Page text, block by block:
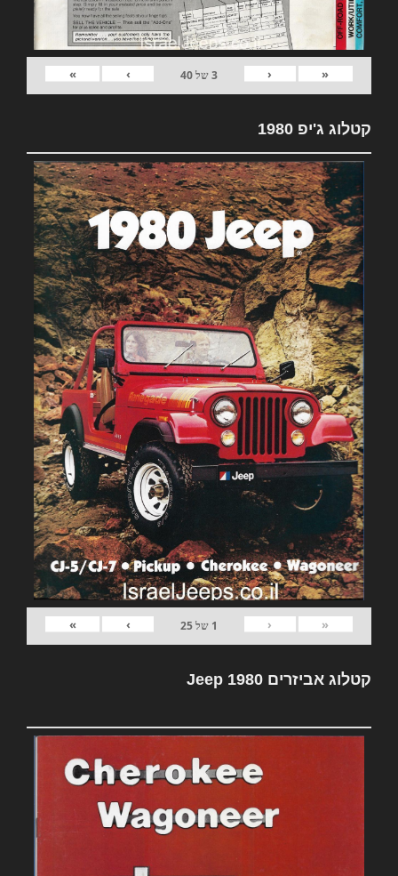
«
‹
3של40
›
»
קטלוג ג'יפ 1980
«
‹
1 של25
›
»
קטלוג אביזרים Jeep 1980